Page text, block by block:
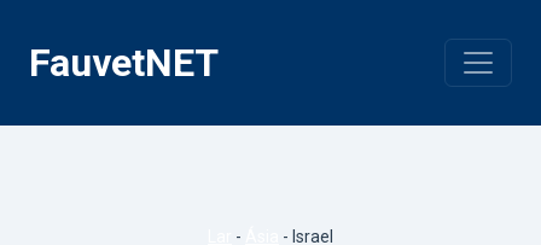
paraFauvetNET
- - Israel